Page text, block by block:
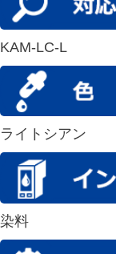
KAM-LC-L
ライトシアン
染料